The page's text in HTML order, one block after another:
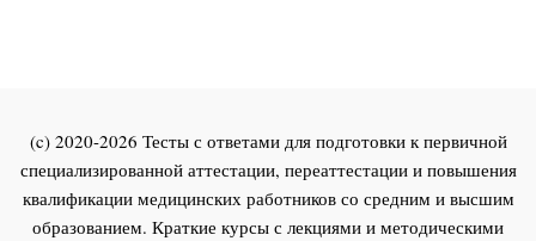
(c) 2020-2026 Тесты с ответами для подготовки к первичной
специализированной аттестации, переаттестации и повышения
квалификации медицинских работников со средним и высшим
образованием. Краткие курсы с лекциями и методическими